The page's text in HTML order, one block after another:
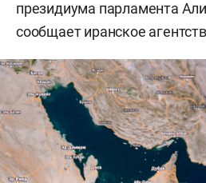
президиума парламента
сообщает иранское